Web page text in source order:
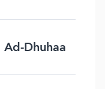
Ad-Dhuhaa